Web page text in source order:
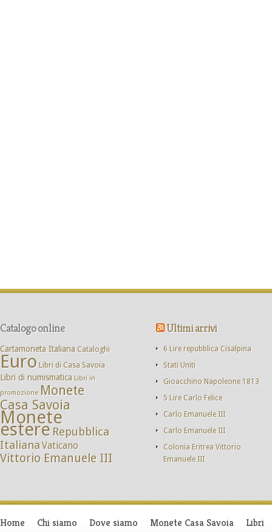
Catalogo online
Cartamoneta Italiana Cataloghi
Euro Libri di Casa Savoia
Libri di numismatica Libri in
promozione Monete
Casa Savoia
Monete
estere Repubblica
ItalianaVaticano
Vittorio Emanuele III
Ultimi arrivi
6 Lire repubblica Cisalpina
Stati Uniti
Gioacchino Napoleone 1813
5 Lire Carlo Felice
Carlo Emanuele III
Carlo Emanuele III
Colonia Eritrea Vittorio
Emanuele III
Home Chi siamo Dove siamo Monete Casa Savoia Libri